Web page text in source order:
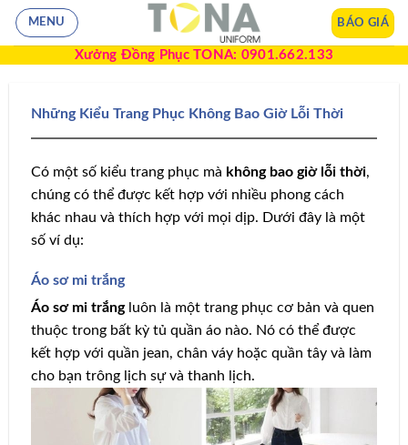
MENU BÁO GIÁ
Xưởng Đồng Phục TONA: 0901.662.133
Những Kiểu Trang Phục Không Bao Giờ Lỗi Thời
Có một số kiểu trang phục mà không bao giờ lỗi thời,
chúng có thể được kết hợp với nhiều phong cách
khác nhau và thích hợp với mọi dịp. Dưới đây là một
số ví dụ:
Áo sơ mi trắng
Áo sơ mi trắngluôn là một trang phục cơ bản và quen
thuộc trong bất kỳ tủ quần áo nào. Nó có thể được
kết hợp với quần jean, chân váy hoặc quần tây và làm
cho bạn trông lịch sự và thanh lịch.